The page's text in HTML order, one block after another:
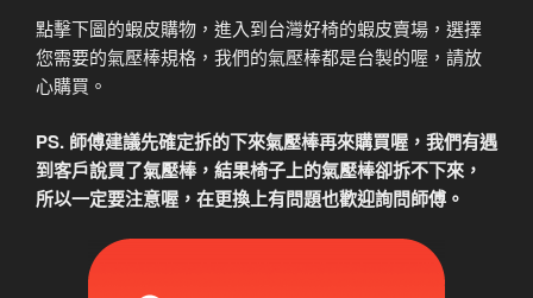
點擊下圖的蝦皮購物，進入到台灣好椅的蝦皮賣場，選擇
您需要的氣壓棒規格，我們的氣壓棒都是台製的喔，請放
心購買。
PS. 師傅建議先確定拆的下來氣壓棒再來購買喔，我們有遇
到客戶說買了氣壓棒，結果椅子上的氣壓棒卻拆不下來，
所以一定要注意喔，在更換上有問題也歡迎詢問師傅。